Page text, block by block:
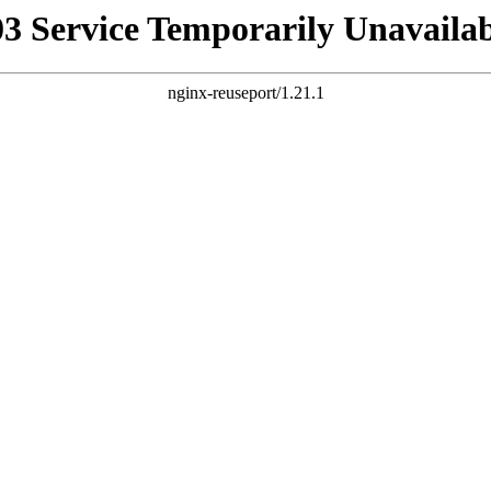
Service Temporarily
nginx-reuseport/1.21.1